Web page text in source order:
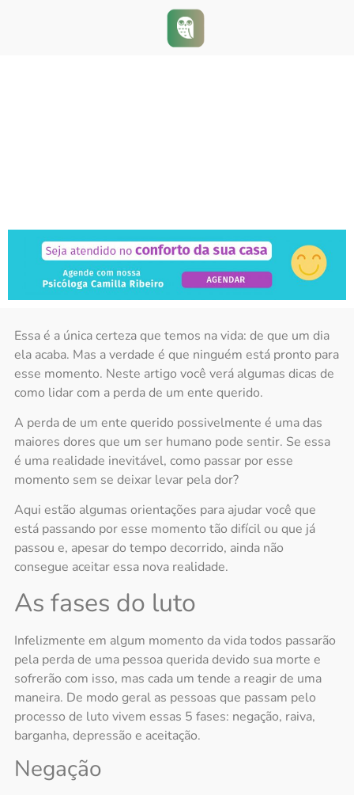
Essa é a única certeza que temos na vida: de que um dia
ela acaba. Mas a verdade é que ninguém está pronto para
esse momento. Neste artigo você verá algumas dicas de
como lidar com a perda de um ente querido.
A perda de um ente querido possivelmente é uma das
maiores dores que um ser humano pode sentir. Se essa
é uma realidade inevitável, como passar por esse
momento sem se deixar levar pela dor?
Aqui estão algumas orientações para ajudar você que
está passando por esse momento tão difícil ou que já
passou e, apesar do tempo decorrido, ainda não
consegue aceitar essa nova realidade.
As fases do luto
Infelizmente em algum momento da vida todos passarão
pela perda de uma pessoa querida devido sua morte e
sofrerão com isso, mas cada um tende a reagir de uma
maneira. De modo geral as pessoas que passam pelo
processo de luto vivem essas 5 fases: negação, raiva,
barganha, depressão e aceitação.
Negação